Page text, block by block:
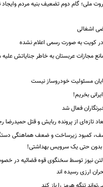
ملی؛ گام دوم تضعیف بنیه مردم وایجاد
اشغالی
در کویت به صورت رسمی اعلام نشده
مجازات عربستان به خاطر جنایاتش
مسئولیت خودروساز نیست
بخریم!
فعال شد
تازه‌ای از پرونده ربایش و قتل
بدون حتی یک سرویس بهداشتی!
نیوز توسط سخنگوی قوه قضائیه در
ارزی رسیده اند